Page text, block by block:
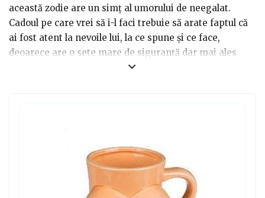
această zodie are un simț al umorului de neegalat.
Cadoul pe care vrei să i-l faci trebuie să arate faptul că
ai fost atent la nevoile lui, la ce spune și ce face,
deoarece are o sete mare de siguranță dar mai ales
încredere. Cert este că adoră lucrurile amuzante, de la